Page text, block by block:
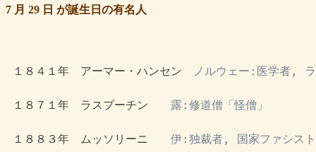
7 月 29 日 が誕生日の有名人
１８４１年　アーマー・ハンセン ノルウェー:医学者,
１８７１年　ラスプーチン 露:修道僧「怪僧」
１８８３年　ムッソリーニ 伊:独裁者, 国家ファシス